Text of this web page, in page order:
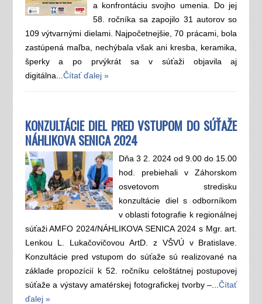
a konfrontáciu svojho umenia. Do jej
58. ročníka sa zapojilo 31 autorov so
109 výtvarnými dielami. Najpočetnejšie, 70 prácami, bola
zastúpená maľba, nechýbala však ani kresba, keramika,
šperky a po prvýkrát sa v súťaži objavila aj
digitálna... Čítať ďalej »
KONZULTÁCIE DIEL PRED VSTUPOM DO SÚŤAŽE
NÁHLIKOVA SENICA 2024
Dňa 3 2. 2024 od 9.00 do 15.00
hod. prebiehali v Záhorskom
osvetovom stredisku
konzultácie diel s odborníkom
v oblasti fotografie k regionálnej
súťaži AMFO 2024/NÁHLIKOVA SENICA 2024 s Mgr. art.
Lenkou L. Lukačovičovou ArtD. z VŠVÚ v Bratislave.
Konzultácie pred vstupom do súťaže sú realizované na
základe propozícií k 52. ročníku celoštátnej postupovej
súťaže a výstavy amatérskej fotografickej tvorby –...Čítať
ďalej »